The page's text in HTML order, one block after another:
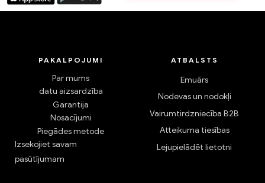
PAKALPOJUMI
Par mums
datu aizsardzība
Garantija
Nosacījumi
Piegādes metode
Izsekojiet savam
pasūtījumam
ATBALSTS
Emuārs
Nodevas un nodokļi
Vairumtirdzniecība B2B
Atteikuma tiesības
Lejupielādēt lietotni